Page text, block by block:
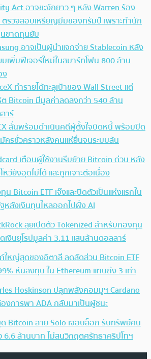
Act อาจชะงักยาว ๆ หลัง Warren ร้อง
ตรวจสอบเหรียญมีมของทรัมป์ เพราะทำนัก
ขาดทุนยับ
อาจเป็นผู้นำแจกจ่าย Stablecoin หลัง
มเพิ่มฟีเจอร์ใหม่ในสมาร์ทโฟน 800 ล้าน
ง
ทำรายได้ทะลุเป้าของ Wall Street แต่
Bitcoin มีมูลค่าลดลงกว่า 540 ล้าน
าร์
ลั่นพร้อมดำเนินคดีผู้ตั้งใจบิดหนี้ พร้อมปิด
ครชั่วคราวหลังคนแห่ยื่นจนระบบล้น
เตือนผู้ใช้งานรีบย้าย Bitcoin ด่วน หลัง
หว่ยังอุดไม่ได้ และถูกเจาะต่อเนื่อง
น Bitcoin ETF เจ๊งและปิดตัวเป็นแห่งแรกใน
หลังเงินทุนไหลออกไปฝั่ง AI
ลุยเปิดตัว Tokenized สำหรับกองทุน
เงินยุโรปมูลค่า 3.11 แสนล้านดอลลาร์
ใหญ่สุดของอิตาลี ลดสัดส่วน Bitcoin ETF
หันลงทุน ใน Ethereum แทนถึง 3 เท่า
Hoskinson ปลุกพลังคอมมูฯ Cardano
งการพา ADA กลับมาเป็นผู้ชนะ
Bitcoin สาย Solo เจอบล็อก รับทรัพย์คน
6.6 ล้านบาท ไม่สนวิกฤตศรัทธาคริปโทฯ